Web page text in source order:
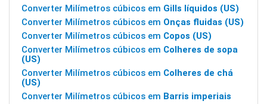
Converter Milímetros cúbicos em Gills líquidos (US)
Converter Milímetros cúbicos em Onças fluidas (US)
Converter Milímetros cúbicos em Copos (US)
Converter Milímetros cúbicos em Colheres de sopa
(US)
Converter Milímetros cúbicos em Colheres de chá
(US)
Converter Milímetros cúbicos em Barris imperiais